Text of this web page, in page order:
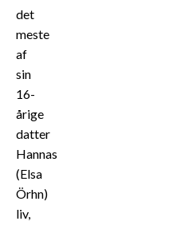
det
meste
af
sin
16-
årige
datter
Hannas
(Elsa
Örhn)
liv,